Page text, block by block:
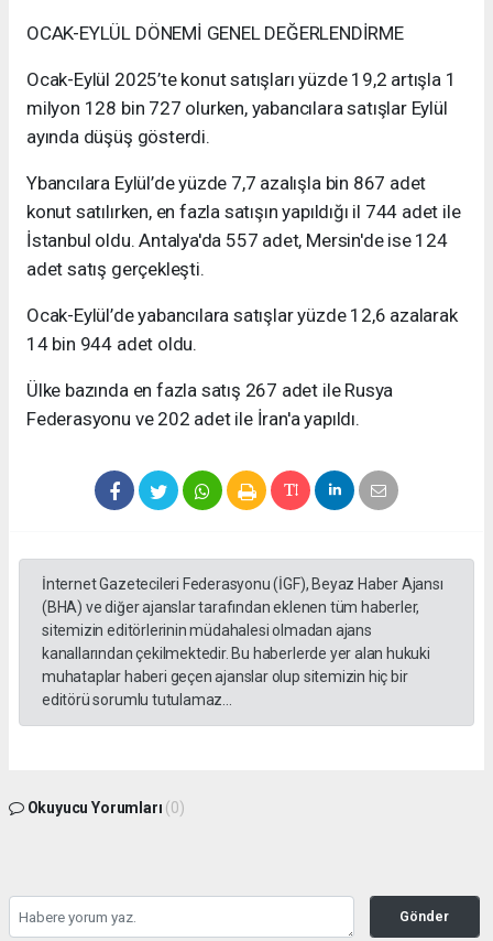
OCAK-EYLÜL DÖNEMİ GENEL DEĞERLENDİRME
Ocak-Eylül 2025’te konut satışları yüzde 19,2 artışla 1
milyon 128 bin 727 olurken, yabancılara satışlar Eylül
ayında düşüş gösterdi.
Ybancılara Eylül’de yüzde 7,7 azalışla bin 867 adet
konut satılırken, en fazla satışın yapıldığı il 744 adet ile
İstanbul oldu. Antalya'da 557 adet, Mersin'de ise 124
adet satış gerçekleşti.
Ocak-Eylül’de yabancılara satışlar yüzde 12,6 azalarak
14 bin 944 adet oldu.
Ülke bazında en fazla satış 267 adet ile Rusya
Federasyonu ve 202 adet ile İran'a yapıldı.
İnternet Gazetecileri Federasyonu (İGF), Beyaz Haber Ajansı
(BHA) ve diğer ajanslar tarafından eklenen tüm haberler,
sitemizin editörlerinin müdahalesi olmadan ajans
kanallarından çekilmektedir. Bu haberlerde yer alan hukuki
muhataplar haberi geçen ajanslar olup sitemizin hiç bir
editörü sorumlu tutulamaz...
Okuyucu Yorumları (0)
Gönder